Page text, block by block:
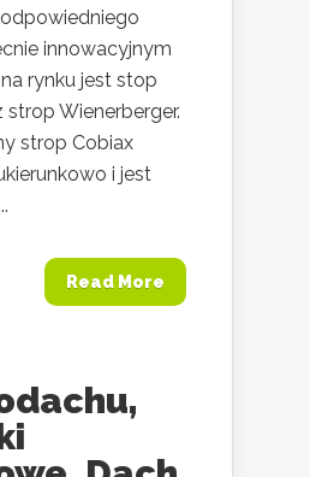
innowacyjnym
rynku jest stop
strop Wienerberger.
strop Cobiax
i jest
Read More